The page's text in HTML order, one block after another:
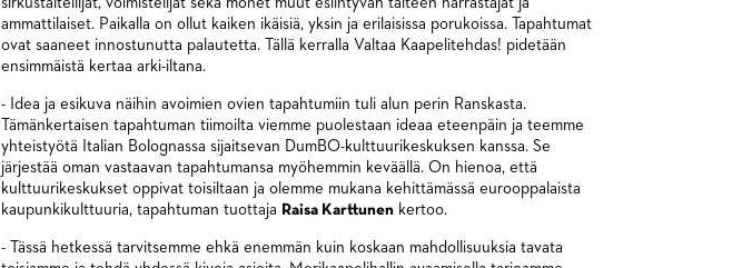
ammattilaiset. Paikalla on ollut kaiken ikäisiä, yksin ja erilaisissa porukoissa. Tapahtumat
ovat saaneet innostunutta palautetta. Tällä kerralla Valtaa Kaapelitehdas! pidetään
ensimmäistä kertaa arki-iltana.
- Idea ja esikuva näihin avoimien ovien tapahtumiin tuli alun perin Ranskasta.
Tämänkertaisen tapahtuman tiimoilta viemme puolestaan ideaa eteenpäin ja teemme
yhteistyötä Italian Bolognassa sijaitsevan DumBO-kulttuurikeskuksen kanssa. Se
järjestää oman vastaavan tapahtumansa myöhemmin keväällä. On hienoa, että
kulttuurikeskukset oppivat toisiltaan ja olemme mukana kehittämässä eurooppalaista
kaupunkikulttuuria, tapahtuman tuottaja Raisa Karttunen kertoo.
- Tässä hetkessä tarvitsemme ehkä enemmän kuin koskaan mahdollisuuksia tavata